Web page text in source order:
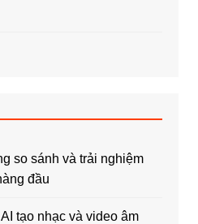
so sánh và trải nghiệm
đầu
tạo nhạc và video âm